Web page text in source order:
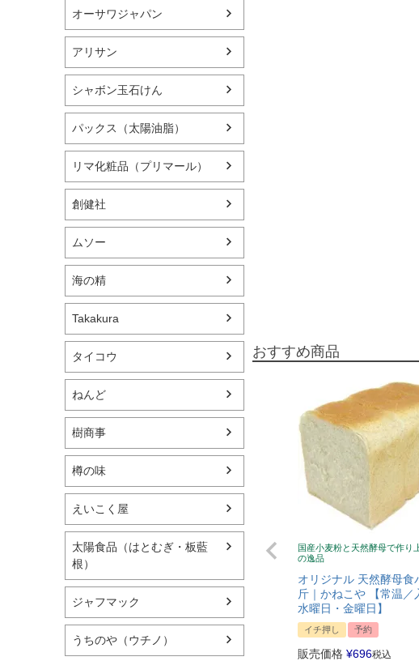
オーサワジャパン
アリサン
シャボン玉石けん
パックス（太陽油脂）
リマ化粧品（プリマール）
創健社
ムソー
海の精
Takakura
タイコウ
ねんど
樹商事
樽の味
えいこく屋
太陽食品（はとむぎ・板藍
根）
ジャフマック
うちのや（ウチノ）
おすすめ商品
国産小麦粉と天然酵母で作り
の逸品
オリジナル 天然酵母食
斤｜かねこや 【常温／
水曜日・金曜日】
イチ押し 予約
販売価格 ¥696税込